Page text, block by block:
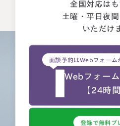
全国対応はも
土曜・平日夜
いただけ
面談予約はWebフォーム
Webフォー
【24時
登録で無料プ